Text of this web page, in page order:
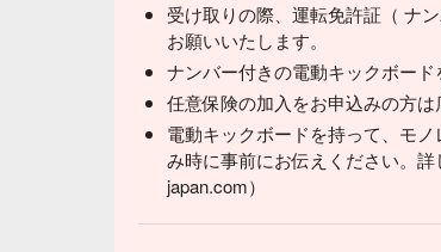
受け取りの際、運転免許証（ ナ
お願いいたします。
ナンバー付きの電動キックボード
任意保険の加入をお申込みの方は
電動キックボードを持って、モ
み時に事前にお伝えください。
japan.com）